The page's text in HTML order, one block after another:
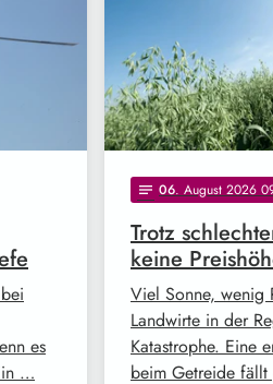
es
…
notes 06. August 2026
Trotz
keine
Viel Sonne, wenig
Landwirte in der
Katastrophe. Eine
beim Getreide